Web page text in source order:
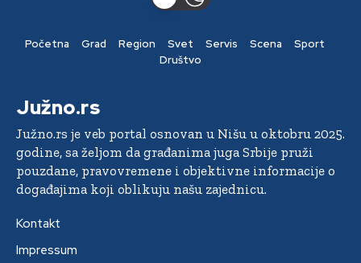
Početna Grad Region Svet Servis Scena
Sport
Društvo
Južno.rs
Južno.rs je veb portal osnovan u Nišu u oktobru 2025.
godine, sa željom da građanima juga Srbije pruži
pouzdane, pravovremene i objektivne informacije o
događajima koji oblikuju našu zajednicu.
Kontakt
Impressum